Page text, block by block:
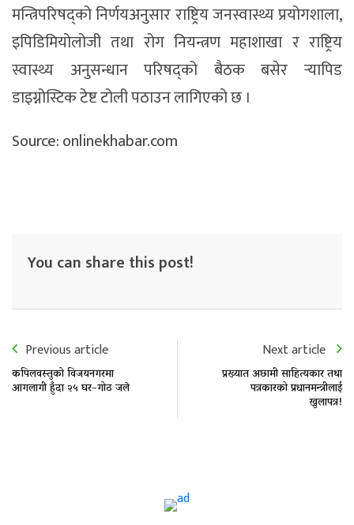
मन्त्रिपरिषद्को निर्णयअनुसार राष्ट्रिय जनस्वास्थ्य प्रयोगशाला,
इपिडिमियोलोजी तथा रोग नियन्त्रण महाशाखा र राष्ट्रिय
स्वास्थ्य अनुसन्धान परिषद्को बैठक बसेर र्‍यापिड
डाइग्नोस्टिक टेष्ट टोली पठाउन लागिएको छ ।
Source: onlinekhabar.com
You can share this post!
Previous article
कपिलवस्तुको विजयनगरमा
आगलागी हुँदा २५ घर–गोठ जले
Next article
प्रख्यात अछामी साहित्यकार तथा
पत्रकारको प्रधानमन्त्रीलाई
खुलापत्र!